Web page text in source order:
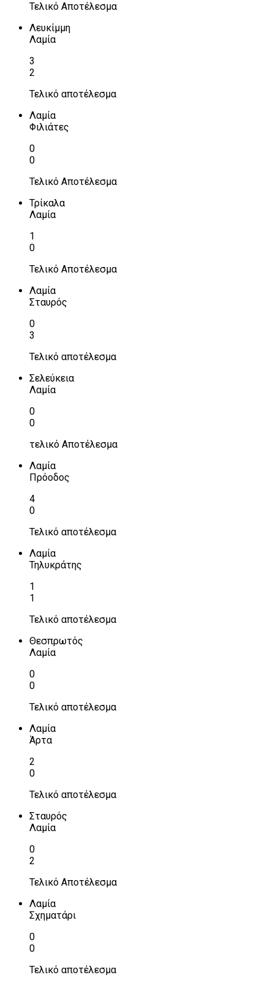
Τελικό Αποτέλεσμα
Λευκίμμη
Λαμία
3
2
Τελικό αποτέλεσμα
Λαμία
Φιλιάτες
0
0
Τελικό Αποτέλεσμα
Τρίκαλα
Λαμία
1
0
Τελικό Αποτέλεσμα
Λαμία
Σταυρός
0
3
Τελικό αποτέλεσμα
Σελεύκεια
Λαμία
0
0
τελικό Αποτέλεσμα
Λαμία
Πρόοδος
4
0
Τελικό αποτέλεσμα
Λαμία
Τηλυκράτης
1
1
Τελικό αποτέλεσμα
Θεσπρωτός
Λαμία
0
0
Τελικό αποτέλεσμα
Λαμία
Άρτα
2
0
Τελικό αποτέλεσμα
Σταυρός
Λαμία
0
2
Τελικό Αποτέλεσμα
Λαμία
Σχηματάρι
0
0
Τελικό αποτέλεσμα